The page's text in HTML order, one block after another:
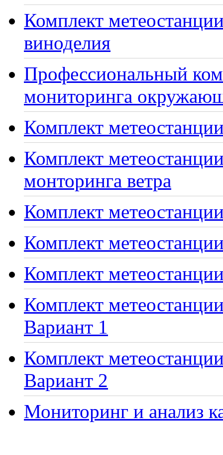
Комплект
виноделия
Профессиональный
мониторинга
Комплект
Комплект
монторинга ветра
Комплект
Комплект
Комплект
Комплект
Вариант 1
Комплект
Вариант 2
Мониторинг и анализ